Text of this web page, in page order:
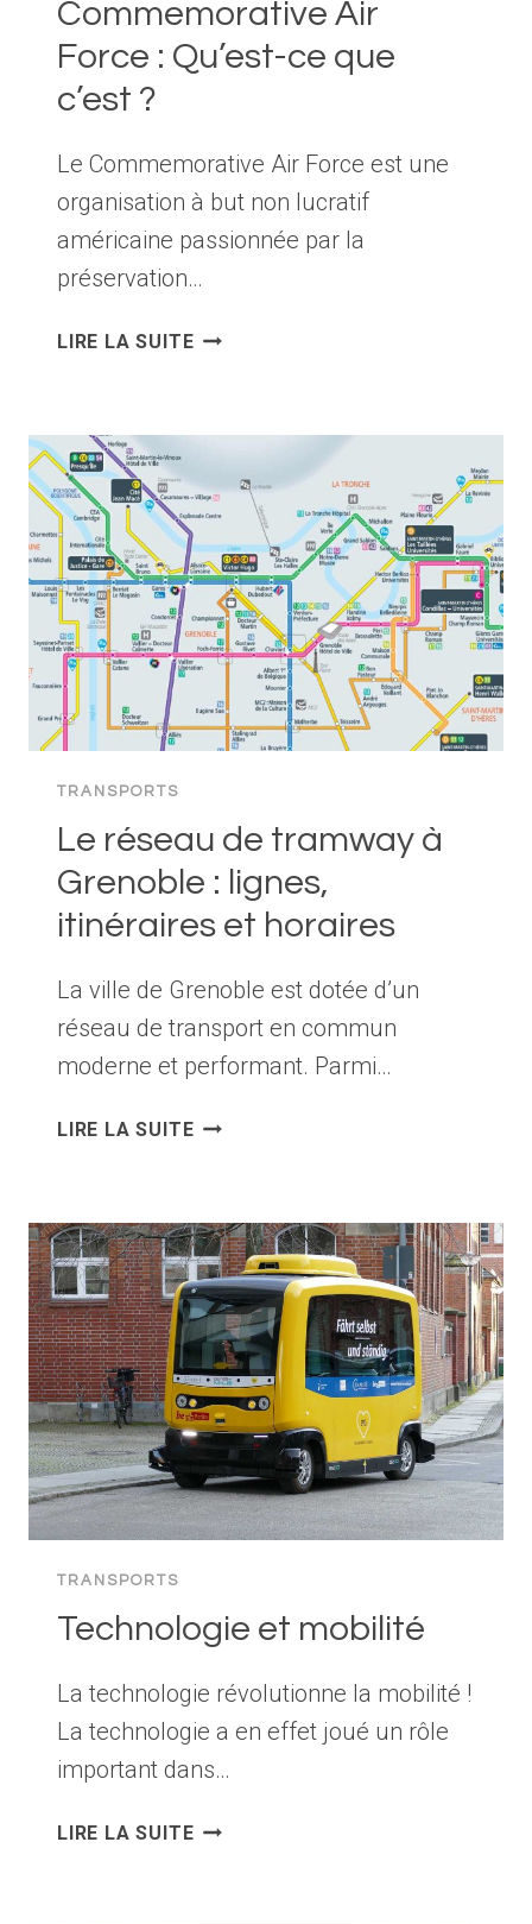
Commemorative Air
Force : Qu’est-ce que
c’est ?
Le Commemorative Air Force est une
organisation à but non lucratif
américaine passionnée par la
préservation…
LIRE LA SUITECOMMEMORATIVE
CE
QUE
C’EST
?
TRANSPORTS
Le réseau de tramway à
Grenoble : lignes,
itinéraires et horaires
La ville de Grenoble est dotée d’un
réseau de transport en commun
moderne et performant. Parmi…
LIRE LA SUITELE
À
GRENOBLE
:
LIGNES,
ITINÉRAIRES
ET
HORAIRES
TRANSPORTS
Technologie et mobilité
La technologie révolutionne la mobilité !
La technologie a en effet joué un rôle
important dans…
LIRE LA SUITETECHNOLOGIE